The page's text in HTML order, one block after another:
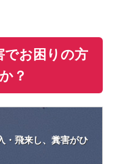
でお困りの方
？
・飛来し、糞害がひ